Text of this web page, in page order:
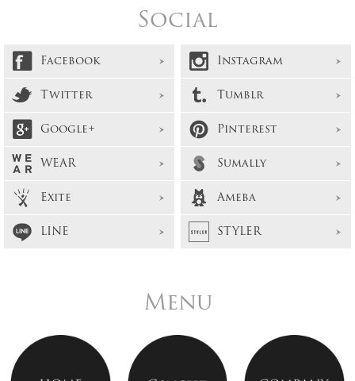
Social
Facebook
Instagram
Twitter
Tumblr
Google+
Pinterest
WEAR
Sumally
Exite
Ameba
LINE
STYLER
Menu